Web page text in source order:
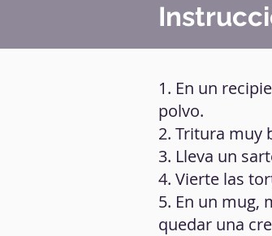
1. En un
polvo.
2. Tritura muy
3. Lleva un
4. Vierte las
5. En un mug,
quedar una